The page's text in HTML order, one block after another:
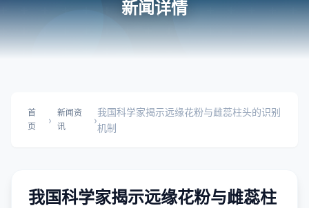
新闻详情
首
页
›
新闻资
讯
›
我国科学家揭示远缘花粉与雌蕊柱头的识别
机制
我国科学家揭示远缘花粉与雌蕊柱